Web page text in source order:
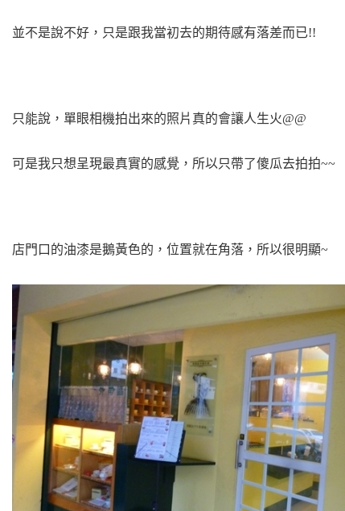
並不是說不好，只是跟我當初去的期待感有落差而已!!
只能說，單眼相機拍出來的照片真的會讓人生火@@
可是我只想呈現最真實的感覺， 所以只帶了傻瓜去拍拍~~
店門口的油漆是鵝黃色的，位置就在角落，所以很明顯~